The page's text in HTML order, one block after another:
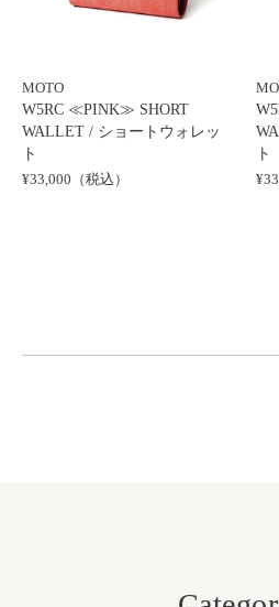
MOTO
W5RC ≪PINK≫ SHORT
WALLET / ショートウォレッ
ト
¥33,000（税込）
ト